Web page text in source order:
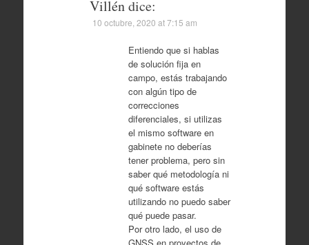
Villén dice:
10 octubre, 2020 at 7:15 am
Entiendo que si hablas
de solución fija en
campo, estás trabajando
con algún tipo de
correcciones
diferenciales, si utilizas
el mismo software en
gabinete no deberías
tener problema, pero sin
saber qué metodología ni
qué software estás
utilizando no puedo saber
qué puede pasar.
Por otro lado, el uso de
GNSS en proyectos de